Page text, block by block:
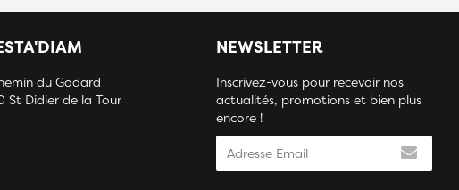
du Godard
St Didier de la Tour
NEWSLETTER
Inscrivez-vous pour recevoir nos
actualités, promotions et bien plus
encore !